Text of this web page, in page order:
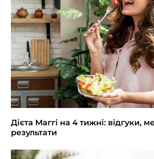
Дієта Маггі на 4 тижні: відгуки,
результати